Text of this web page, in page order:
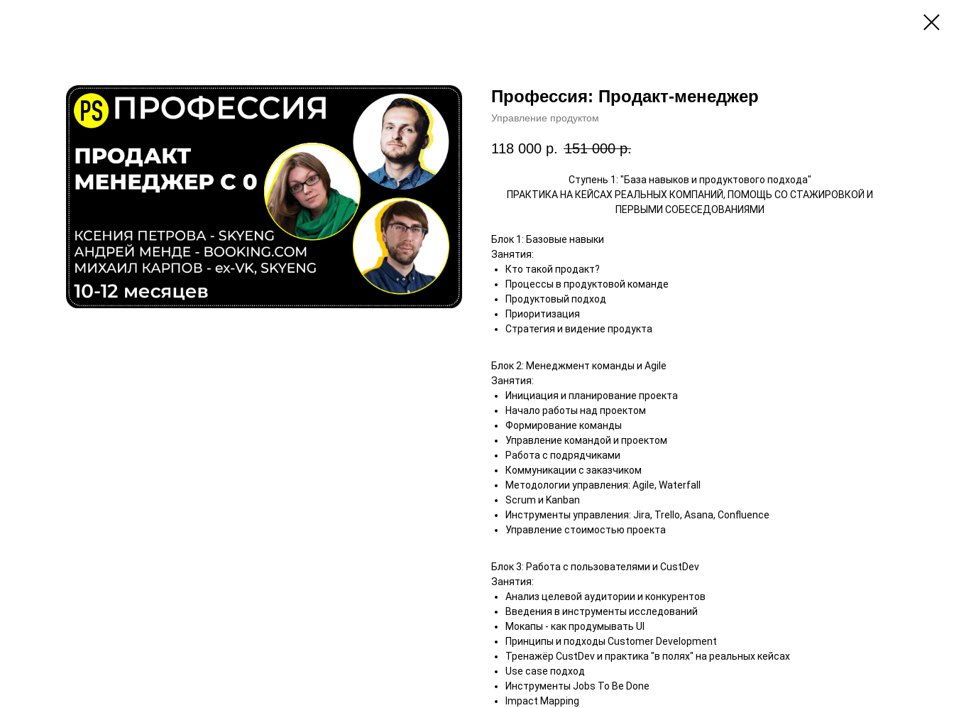
Профессия: Продакт-менеджер
Управление продуктом
118 000 р. 151 000 р.
Ступень 1: "База навыков и продуктового подхода"
ПРАКТИКА НА КЕЙСАХ РЕАЛЬНЫХ КОМПАНИЙ, ПОМОЩЬ СО СТАЖИРОВКОЙ И
ПЕРВЫМИ СОБЕСЕДОВАНИЯМИ
Блок 1: Базовые навыки
Занятия:
Кто такой продакт?
Процессы в продуктовой команде
Продуктовый подход
Приоритизация
Стратегия и видение продукта
Блок 2: Менеджмент команды и Agile
Занятия:
Инициация и планирование проекта
Начало работы над проектом
Формирование команды
Управление командой и проектом
Работа с подрядчиками
Коммуникации с заказчиком
Методологии управления: Agile, Waterfall
Scrum и Kanban
Инструменты управления: Jira, Trello, Asana, Confluence
Управление стоимостью проекта
Блок 3: Работа с пользователями и CustDev
Занятия:
Анализ целевой аудитории и конкурентов
Введения в инструменты исследований
Мокапы - как продумывать UI
Принципы и подходы Customer Development
Тренажёр CustDev и практика "в полях" на реальных кейсах
Use case подход
Инструменты Jobs To Be Done
Impact Mapping